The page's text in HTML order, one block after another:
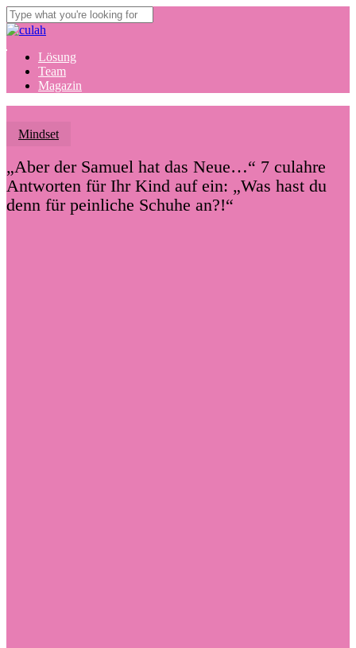
Skip
to
content
Close
Menu
Lösung
Team
Magazin
Mindset
„Aber der Samuel hat das Neue…“ 7 culahre
Antworten für Ihr Kind auf ein: „Was hast du
denn für peinliche Schuhe an?!“